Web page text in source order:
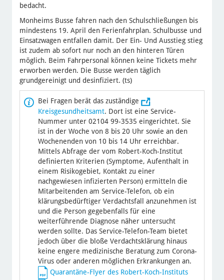
bedacht.
Monheims Busse fahren nach den Schulschließungen bis
mindestens 19. April den Ferienfahrplan. Schulbusse und
Einsatzwagen entfallen damit. Der Ein- Und Ausstieg stieg
ist zudem ab sofort nur noch an den hinteren Türen
möglich. Beim Fahrpersonal können keine Tickets mehr
erworben werden. Die Busse werden täglich
grundgereinigt und desinfiziert. (ts)
Bei Fragen berät das zuständige
Kreisgesundheitsamt. Dort ist eine Service-
Nummer unter 02104 99-3535 eingerichtet. Sie
ist in der Woche von 8 bis 20 Uhr sowie an den
Wochenenden von 10 bis 14 Uhr erreichbar.
Mittels Abfrage der vom Robert-Koch-Institut
definierten Kriterien (Symptome, Aufenthalt in
einem Risikogebiet, Kontakt zu einer
nachgewiesen infizierten Person) ermitteln die
Mitarbeitenden am Service-Telefon, ob ein
klärungsbedürftiger Verdachtsfall anzunehmen ist
und die Person gegebenfalls für eine
weiterführende Diagnose näher untersucht
werden sollte. Das Service-Telefon-Team bietet
jedoch über die bloße Verdachtsklärung hinaus
keine engere medizinische Beratung zum Corona-
Virus oder anderen möglichen Erkrankungen an.
Quarantäne-Flyer des Robert-Koch-Instituts